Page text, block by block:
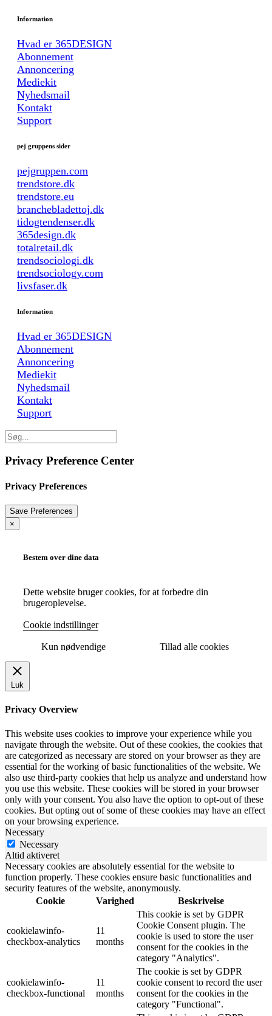
Information
Hvad er 365DESIGN
Abonnement
Annoncering
Mediekit
Nyhedsmail
Kontakt
Support
pej gruppens sider
pejgruppen.com
trendstore.dk
trendstore.eu
branchebladettoj.dk
tidogtendenser.dk
365design.dk
totalretail.dk
trendsociologi.dk
trendsociology.com
livsfaser.dk
Information
Hvad er 365DESIGN
Abonnement
Annoncering
Mediekit
Nyhedsmail
Kontakt
Support
Privacy Preference Center
Privacy Preferences
×
Bestem over dine data
Dette website bruger cookies, for at forbedre din
brugeroplevelse.
Cookie indstillinger
Kun nødvendige Tillad alle cookies
Luk
Privacy Overview
This website uses cookies to improve your experience while you
navigate through the website. Out of these cookies, the cookies that
are categorized as necessary are stored on your browser as they are
essential for the working of basic functionalities of the website. We
also use third-party cookies that help us analyze and understand how
you use this website. These cookies will be stored in your browser
only with your consent. You also have the option to opt-out of these
cookies. But opting out of some of these cookies may have an effect
on your browsing experience.
Necessary
Necessary
Altid aktiveret
Necessary cookies are absolutely essential for the website to
function properly. These cookies ensure basic functionalities and
security features of the website, anonymously.
Cookie
Varighed Beskrivelse
cookielawinfo-
checkbox-analytics
11
months
This cookie is set by GDPR
Cookie Consent plugin. The
cookie is used to store the user
consent for the cookies in the
category "Analytics".
cookielawinfo-
checkbox-functional
11
months
The cookie is set by GDPR
cookie consent to record the user
consent for the cookies in the
category "Functional".